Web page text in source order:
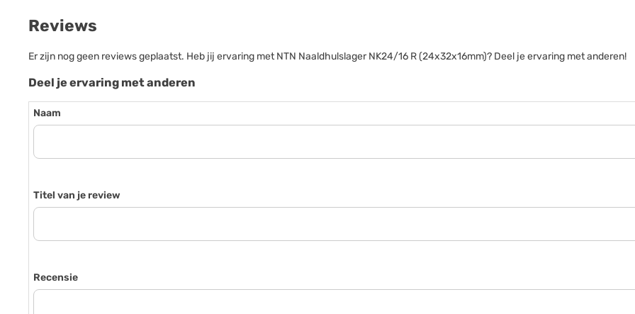
Reviews
Er zijn nog geen reviews geplaatst. Heb jij ervaring met NTN Naaldhulslager NK24/16 R (24x32x16mm)? Deel je ervaring met anderen!
Deel je ervaring met anderen
Naam
Titel van je review
Recensie